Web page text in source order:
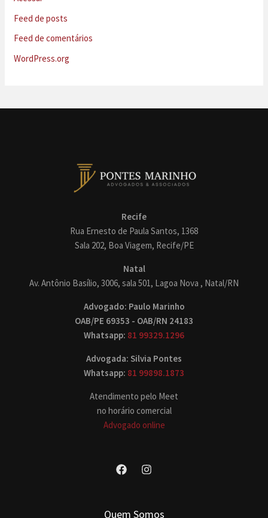
Feed de posts
Feed de comentários
WordPress.org
Recife
Rua Ernesto de Paula Santos, 1368
Sala 202, Boa Viagem, Recife/PE
Natal
Av. Antônio Basílio, 3006, sala 501, Lagoa Nova , Natal/RN
Advogado: Paulo Marinho
OAB/PE 69353 - OAB/RN 24183
Whatsapp: 81 99329.1296
Advogada: Silvia Pontes
Whatsapp: 81 99898.1873
Atendimento pelo Meet
no horário comercial
Advogado online
Quem Somos